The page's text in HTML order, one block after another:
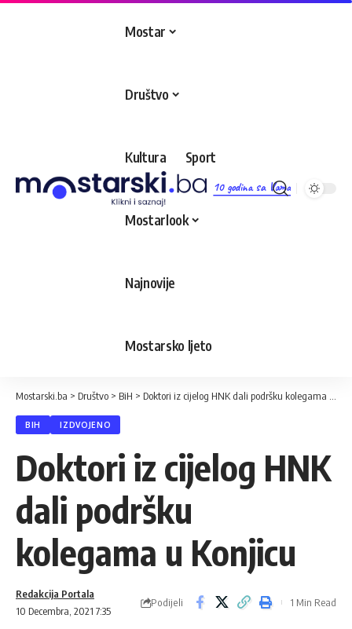
10 godina sa Vama
Mostar
Društvo
Kultura Sport
Mostarlook
Najnovije
Mostarsko ljeto
Mostarski.ba > Društvo > BiH > Doktori iz cijelog HNK dali podršku kolegama u Konjicu
BIH IZDVOJENO
Doktori iz cijelog HNK
dali podršku
kolegama u Konjicu
10 Decembra, 2021 7:35
Redakcija Portala
Podijeli 1 Min Read